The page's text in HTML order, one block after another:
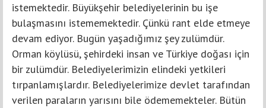
istemektedir. Büyükşehir belediyelerinin bu işe
bulaşmasını istememektedir. Çünkü rant elde etmeye
devam ediyor. Bugün yaşadığımız şey zulümdür.
Orman köylüsü, şehirdeki insan ve Türkiye doğası için
bir zulümdür. Belediyelerimizin elindeki yetkileri
tırpanlamışlardır. Belediyelerimize devlet tarafından
verilen paraların yarısını bile ödememekteler. Bütün